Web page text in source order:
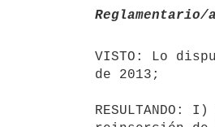
Reglamentario/
VISTO: Lo
de 2013;